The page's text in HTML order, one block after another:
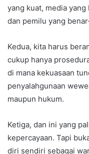
yang kuat, media
dan pemilu yang
Kedua, kita harus
cukup hanya
di mana kekuasaan
penyalahgunaan
maupun hukum.
Ketiga, dan ini yang
kepercayaan. Tapi
diri sendiri sebagai